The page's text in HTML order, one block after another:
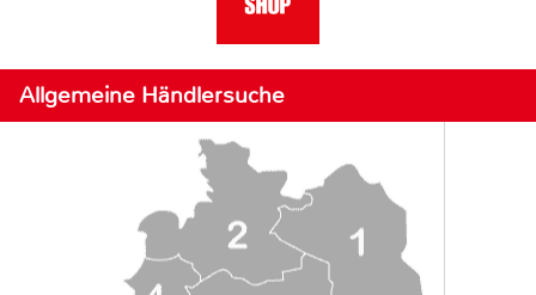
Allgemeine Händlersuche